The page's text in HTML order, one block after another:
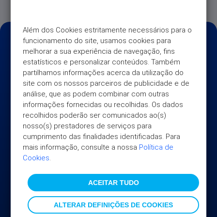
Além dos Cookies estritamente necessários para o
funcionamento do site, usamos cookies para
melhorar a sua experiência de navegação, fins
estatísticos e personalizar conteúdos. Também
partilhamos informações acerca da utilização do
site com os nossos parceiros de publicidade e de
análise, que as podem combinar com outras
informações fornecidas ou recolhidas. Os dados
recolhidos poderão ser comunicados ao(s)
nosso(s) prestadores de serviços para
cumprimento das finalidades identificadas. Para
mais informação, consulte a nossa Política de
Cookies.
ACEITAR TUDO
ALTERAR DEFINIÇÕES DE COOKIES
Sobre nós
Informação Institucional
AJUDA